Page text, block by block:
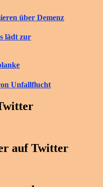
über Demenz
lädt zur
Unfallflucht
auf Twitter